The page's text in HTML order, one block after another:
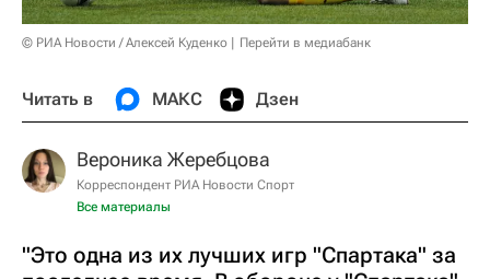
© РИА Новости / Алексей Куденко Перейти в медиабанк
Читать в МАКС Дзен
Вероника Жеребцова
Корреспондент РИА Новости Спорт
Все материалы
"Это одна из их лучших игр "Спартака" за